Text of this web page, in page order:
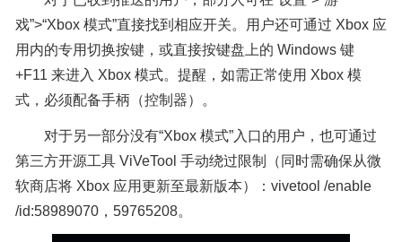
戏”>“Xbox 模式”直接找到相应开关。用户还可通过 Xbox 应
用内的专用切换按键，或直接按键盘上的 Windows 键
+F11 来进入 Xbox 模式。提醒，如需正常使用 Xbox 模
式，必须配备手柄（控制器）。
对于另一部分没有“Xbox 模式”入口的用户，也可通过
第三方开源工具 ViVeTool 手动绕过限制（同时需确保从微
软商店将 Xbox 应用更新至最新版本）：vivetool /enable
/id:58989070，59765208。